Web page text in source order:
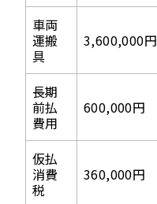
車両
運搬
具
3,600,000円
長期
前払
費用
600,000円
仮払
消費
税
360,000円